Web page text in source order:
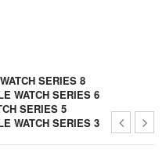
SERIES 8
WATCH SERIES 6
SERIES 5
WATCH SERIES 3